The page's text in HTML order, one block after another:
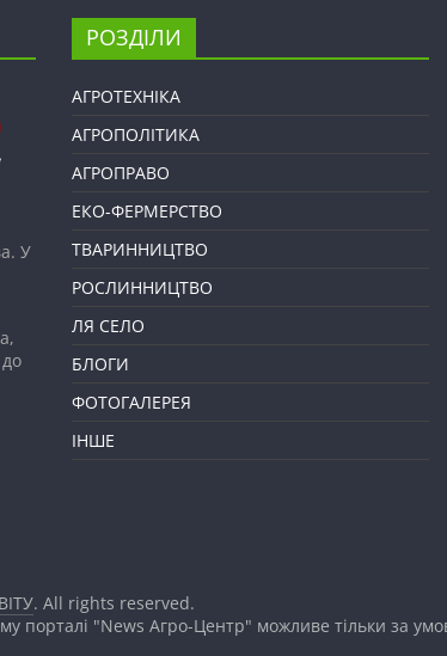
У
РОЗДІЛИ
АГРОТЕХНІКА
АГРОПОЛІТИКА
АГРОПРАВО
ЕКО-ФЕРМЕРСТВО
ТВАРИННИЦТВО
РОСЛИННИЦТВО
ЛЯ СЕЛО
БЛОГИ
ФОТОГАЛЕРЕЯ
ІНШЕ
. All rights reserved.
порталі "News Агро-Центр" можливе тільки за